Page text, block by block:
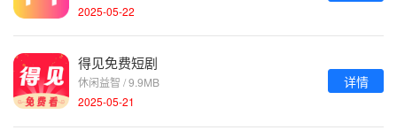
2025-05-22
得见免费短剧
休闲益智 / 9.9MB
2025-05-21
详情